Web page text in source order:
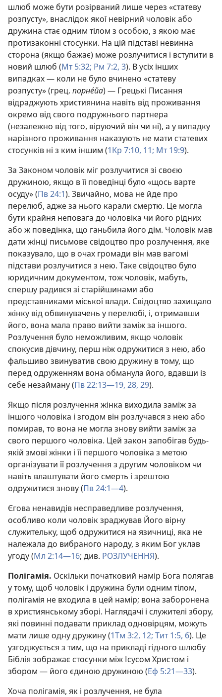
шлюб може бути розірваний лише через «статеву
розпусту», внаслідок якої невірний чоловік або
дружина стає одним тілом з особою, з якою має
протизаконні стосунки. На цій підставі невинна
сторона (якщо бажає) може розлучитися і вступити в
новий шлюб (Мт 5:32; Рм 7:2, 3). В усіх інших
випадках — коли не було вчинено «статеву
розпусту» (грец. порне́йа) — Грецькі Писання
відраджують християнина навіть від проживання
окремо від свого подружнього партнера
(незалежно від того, віруючий він чи ні), а у випадку
нарізного проживання наказують не мати статевих
стосунків ні з ким іншим (1Кр 7:10, 11; Мт 19:9).
За Законом чоловік міг розлучитися зі своєю
дружиною, якщо в її поведінці було «щось варте
осуду» (Пв 24:1). Звичайно, мова не йде про
перелюб, адже за нього карали смертю. Це могла
бути крайня неповага до чоловіка чи його рідних
або ж поведінка, що ганьбила його дім. Чоловік мав
дати жінці письмове свідоцтво про розлучення, яке
показувало, що в очах громади він мав вагомі
підстави розлучитися з нею. Таке свідоцтво було
юридичним документом, тож чоловік, мабуть,
спершу радився зі старійшинами або
представниками міської влади. Свідоцтво захищало
жінку від обвинувачень у перелюбі, і, отримавши
його, вона мала право вийти заміж за іншого.
Розлучення було неможливим, якщо чоловік
спокусив дівчину, перш ніж одружитися з нею, або
фальшиво звинуватив свою дружину в тому, що
перед одруженням вона обманула його, вдавши із
себе незайману (Пв 22:13—19, 28, 29).
Якщо після розлучення жінка виходила заміж за
іншого чоловіка і згодом він розлучався з нею або
помирав, то вона не могла знову вийти заміж за
свого першого чоловіка. Цей закон запобігав будь-
якій змові жінки і її першого чоловіка з метою
організувати її розлучення з другим чоловіком чи
навіть влаштувати його смерть і зрештою
одружитися знову (Пв 24:1—4).
Єгова ненавидів несправедливе розлучення,
особливо коли чоловік зраджував Його вірну
служительку, щоб одружитися на язичниці, яка не
належала до вибраного народу, з яким Бог уклав
угоду (Мл 2:14—16; див. РОЗЛУЧЕННЯ).
Полігамія. Оскільки початковий намір Бога полягав
у тому, щоб чоловік і дружина були одним тілом,
полігамія не входила в цей намір; вона заборонена
в християнському зборі. Наглядачі і служителі збору,
які повинні подавати приклад одновірцям, можуть
мати лише одну дружину (1Тм 3:2, 12; Тит 1:5, 6). Це
узгоджується з тим, що на прикладі гідного шлюбу
Біблія зображає стосунки між Ісусом Христом і
збором — його єдиною дружиною (Еф 5:21—33).
Хоча полігамія, як і розлучення, не була